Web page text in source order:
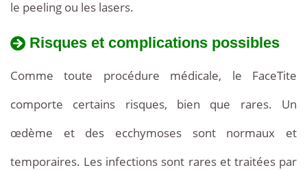
le peeling ou les lasers.
Risques et complications possibles
Comme toute procédure médicale, le FaceTite
comporte certains risques, bien que rares. Un
œdème et des ecchymoses sont normaux et
temporaires. Les infections sont rares et traitées par